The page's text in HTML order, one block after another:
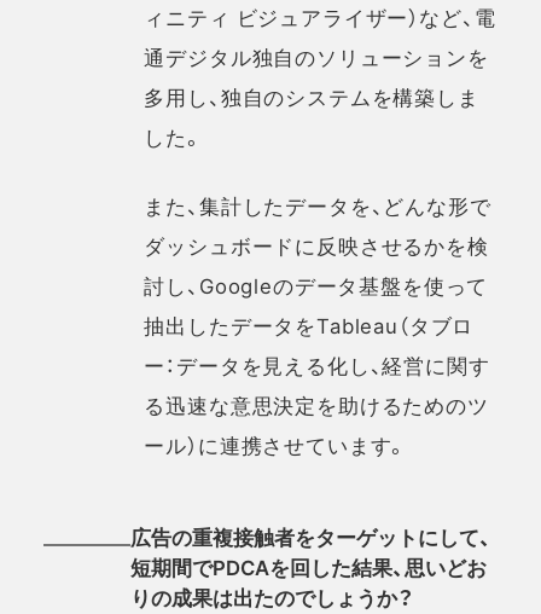
ィニティ ビジュアライザー）など、電
通デジタル独自のソリューションを
多用し、独自のシステムを構築しま
した。
また、集計したデータを、どんな形で
ダッシュボードに反映させるかを検
討し、Googleのデータ基盤を使って
抽出したデータをTableau（タブロ
ー：データを見える化し、経営に関す
る迅速な意思決定を助けるためのツ
ール）に連携させています。
広告の重複接触者をターゲットにして、
短期間でPDCAを回した結果、思いどお
りの成果は出たのでしょうか？